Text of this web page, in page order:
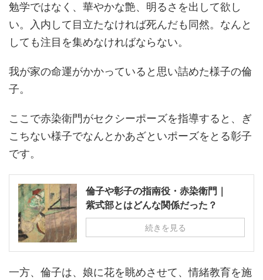
勉学ではなく、華やかな艶、明るさを出して欲し
い。入内して目立たなければ死んだも同然。なんと
しても注目を集めなければならない。
我が家の命運がかかっていると思い詰めた様子の倫
子。
ここで赤染衛門がセクシーポーズを指導すると、ぎ
こちない様子でなんとかあざといポーズをとる彰子
です。
倫子や彰子の指南役・赤染衛門｜
紫式部とはどんな関係だった？
続きを見る
一方、倫子は、娘に花を眺めさせて、情緒教育を施